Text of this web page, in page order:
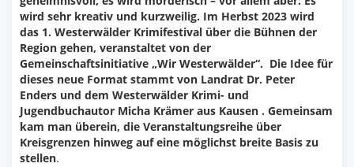
wird sehr kreativ und kurzweilig. Im Herbst 2023 wird
das 1. Westerwälder Krimifestival über die Bühnen der
Region gehen, veranstaltet von der
Gemeinschaftsinitiative „Wir Westerwälder“. Die Idee für
dieses neue Format stammt von Landrat Dr. Peter
Enders und dem Westerwälder Krimi- und
Jugendbuchautor Micha Krämer aus Kausen . Gemeinsam
kam man überein, die Veranstaltungsreihe über
Kreisgrenzen hinweg auf eine möglichst breite Basis zu
stellen.